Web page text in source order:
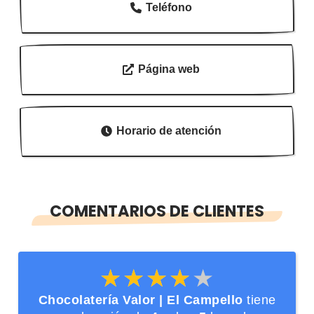
Teléfono
Página web
Horario de atención
COMENTARIOS DE CLIENTES
★★★★★
★★★★★
Chocolatería Valor | El Campello tiene